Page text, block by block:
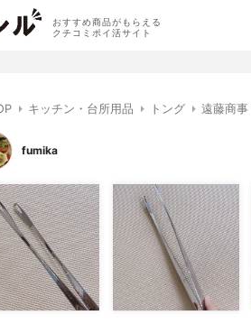
おすすめ商品がもらえる
クチコミポイ活サイト
キッチン・台所用品 トング 遠藤商
fumika